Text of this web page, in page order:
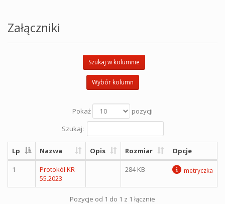
Załączniki
Szukaj w kolumnie
Wybór kolumn
Pokaż
pozycji
Szukaj:
Lp Nazwa Opis Rozmiar Opcje
1
Protokół KR
55.2023
284 KB metryczka
Pozycje od 1 do 1 z 1 łącznie